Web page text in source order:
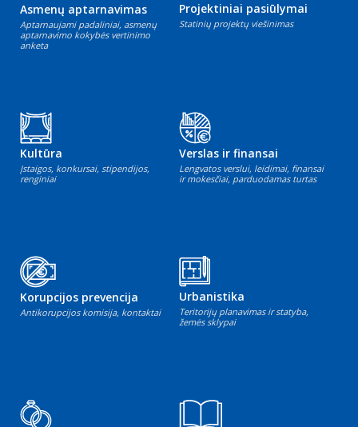
Asmenų aptarnavimas
Aptarnaujami padaliniai, asmenų
aptarnavimo kokybės vertinimo
anketa
Projektiniai pasiūlymai
Statinių projektų viešinimas
Kultūra
Įstaigos, konkursai, stipendijos,
renginiai
Verslas ir finansai
Lengvatos verslui, leidimai, finansai
ir mokesčiai, parduodamas turtas
Korupcijos prevencija
Antikorupcijos komisija, kontaktai
Urbanistika
Teritorijų planavimas ir statyba,
žemės sklypai